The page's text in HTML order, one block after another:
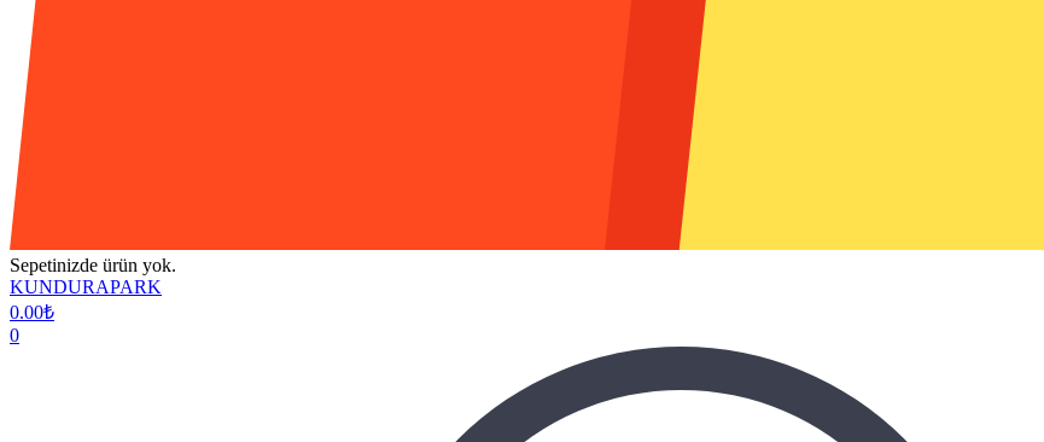
Sepetinizde ürün yok.
KUNDURAPARK
0.00₺
0